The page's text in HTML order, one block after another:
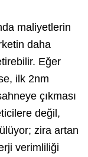
maliyetlerin
daha
Eğer
ilk 2nm
çıkması
değil,
zira artan
verimliliği